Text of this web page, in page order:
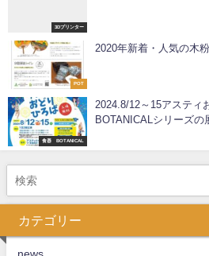
3Dプリンター
POT
2020年新着・人気の木
食器 BOTANICAL
2024.8/12～15アステ
BOTANICALシリーズの
カテゴリー
news